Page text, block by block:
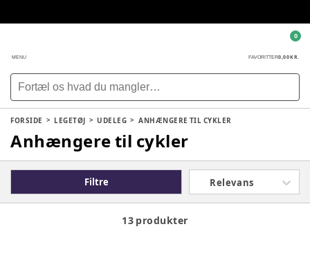
MENU FAVORITTER0,00 KR.
0
FORSIDE LEGETØJ UDELEG ANHÆNGERE TIL CYKLER
Anhængere til cykler
Filtre Relevans
13 produkter